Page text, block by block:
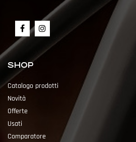
SHOP
Catalogo prodotti
Novità
Offerte
Usati
Comparatore